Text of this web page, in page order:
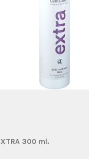
300 ml.